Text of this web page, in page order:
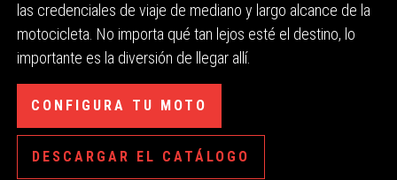
las credenciales de viaje de mediano y largo alcance de la
motocicleta. No importa qué tan lejos esté el destino, lo
importante es la diversión de llegar allí.
CONFIGURA TU MOTO
DESCARGAR EL CATÁLOGO